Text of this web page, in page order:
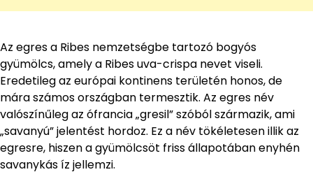
Az egres a Ribes nemzetségbe tartozó bogyós
gyümölcs, amely a Ribes uva-crispa nevet viseli.
Eredetileg az európai kontinens területén honos, de
mára számos országban termesztik. Az egres név
valószínűleg az ófrancia „gresil” szóból származik, ami
„savanyú” jelentést hordoz. Ez a név tökéletesen illik az
egresre, hiszen a gyümölcsöt friss állapotában enyhén
savanykás íz jellemzi.